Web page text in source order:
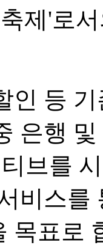
제'로
인 등
은행
브를
비스를
목표로